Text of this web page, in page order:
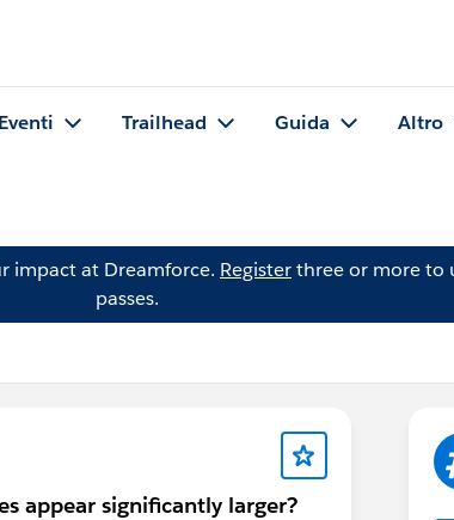
Eventi Trailhead Guida Altro
impact at Dreamforce. Registerthree or more to
passes.
appear significantly larger?